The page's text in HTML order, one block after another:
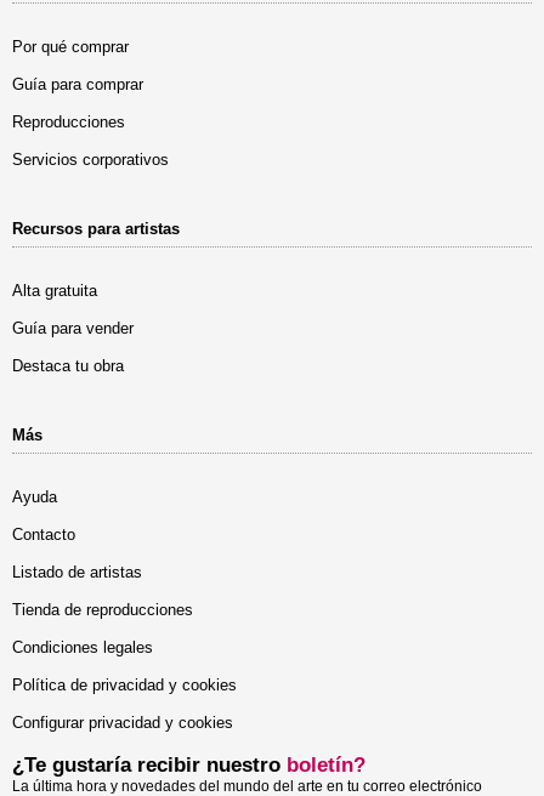
Por qué comprar
Guía para comprar
Reproducciones
Servicios corporativos
Recursos para artistas
Alta gratuita
Guía para vender
Destaca tu obra
Más
Ayuda
Contacto
Listado de artistas
Tienda de reproducciones
Condiciones legales
Política de privacidad y cookies
Configurar privacidad y cookies
¿Te gustaría recibir nuestro boletín?
La última hora y novedades del mundo del arte en tu correo electrónico